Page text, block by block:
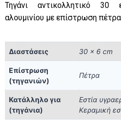
Τηγάνι αντικολλητικό 30
αλουμινίου με επίστρωση
Διαστάσεις 30 × 6 cm
Επίστρωση
(τηγανιών)
Πέτρα
Κατάλληλο για
(τηγάνια)
Εστία
Κεραμική